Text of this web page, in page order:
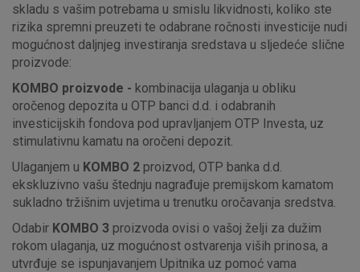
skladu s vašim potrebama u smislu likvidnosti, koliko ste
rizika spremni preuzeti te odabrane ročnosti investicije nudi
mogućnost daljnjeg investiranja sredstava u sljedeće slične
proizvode:
KOMBO proizvode - kombinacija ulaganja u obliku
oročenog depozita u OTP banci d.d. i odabranih
investicijskih fondova pod upravljanjem OTP Investa, uz
stimulativnu kamatu na oročeni depozit.
Ulaganjem u KOMBO 2 proizvod, OTP banka d.d.
ekskluzivno vašu štednju nagrađuje premijskom kamatom
sukladno tržišnim uvjetima u trenutku oročavanja sredstva.
Odabir KOMBO 3 proizvoda ovisi o vašoj želji za dužim
rokom ulaganja, uz mogućnost ostvarenja viših prinosa, a
utvrđuje se ispunjavanjem Upitnika uz pomoć vama